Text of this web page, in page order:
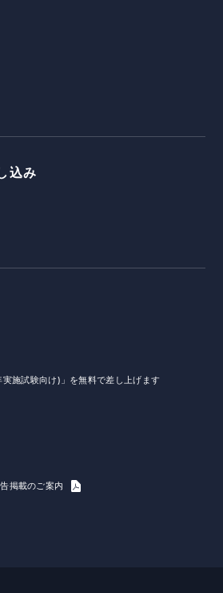
込み
施試験向け)」を無料で差し上げます
掲載のご案内